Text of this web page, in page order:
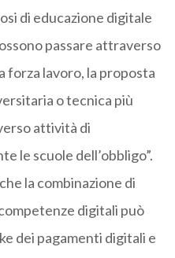
di educazione digitale
passare attraverso
forza lavoro, la proposta
o tecnica più
attività di
le scuole dell’obbligo”.
la combinazione di
digitali può
dei pagamenti digitali e